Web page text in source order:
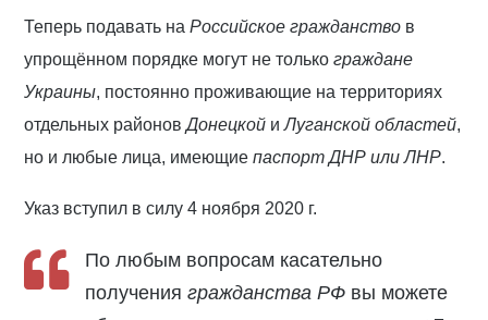
Теперь подавать наРоссийское гражданство в
упрощённом порядке могут не толькограждане
Украины, постоянно проживающие на территориях
отдельных районовДонецкой иЛуганской областей,
но и любые лица, имеющиепаспорт ДНР или ЛНР.
Указ вступил в силу 4 ноября 2020 г.
По любым вопросам касательно
получениягражданства РФ вы можете